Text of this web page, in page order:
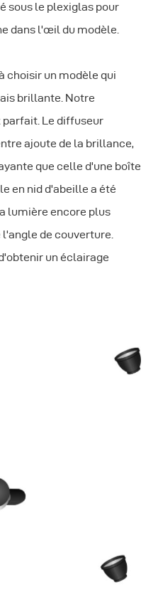
sous le plexiglas pour
dans l'œil du modèle.
choisir un modèle qui
brillante. Notre
Le diffuseur
ajoute de la brillance,
que celle d'une boîte
en nid d'abeille a été
lumière encore plus
de couverture.
un éclairage